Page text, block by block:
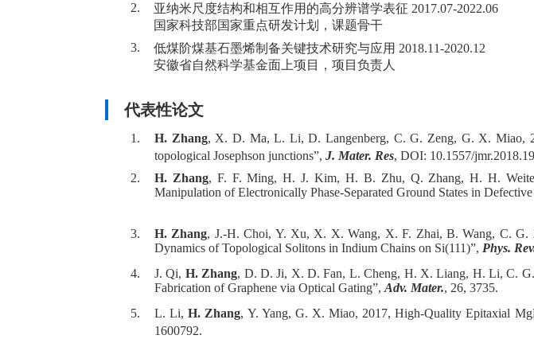
2.
亚纳米尺度结构和相互作用的高分辨谱学表征 2017.07-2022.06
国家科技部国家重点研发计划，课题骨干
3.
低煤阶煤基石墨烯制备关键技术研究与应用 2018.11-2020.12
安徽省自然科学基金面上项目，项目负责人
代表性论文
1. H. Zhang, X. D. Ma, L. Li, D. Langenberg, C. G. Zeng, G. X. Miao,
topological Josephson junctions”, J. Mater. Res, DOI: 10.1557/
2.
H. Zhang, F. F. Ming, H. J. Kim, H. B. Zhu, Q. Zhang, H. H.
Manipulation of Electronically Phase-Separated Ground States in
3. H. Zhang, J.-H. Choi, Y. Xu, X. X. Wang, X. F. Zhai, B. Wang, C. G.
Dynamics of Topological Solitons in Indium Chains on Si(111)”, Phys.
4.
J. Qi, H. Zhang, D. D. Ji, X. D. Fan, L. Cheng, H. X. Liang, H. Li, C.
Fabrication of Graphene via Optical Gating”, Adv. Mater., 26, 3735.
5.
L. Li,H. Zhang, Y. Yang, G. X. Miao, 2017, High-Quality Epitaxial
1600792.